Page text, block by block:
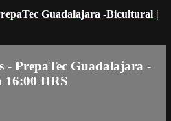
Guadalajara -Bicultural |
- PrepaTec Guadalajara -
HRS